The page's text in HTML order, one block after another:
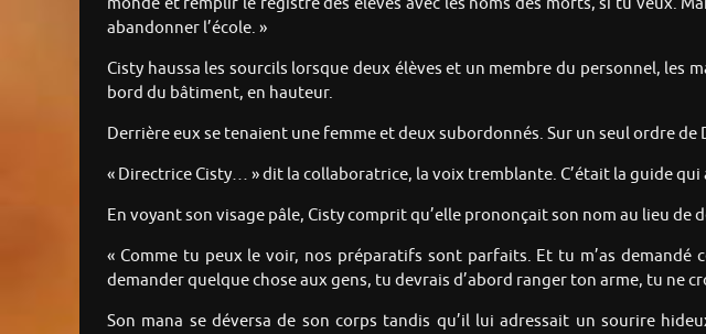
abandonner l’école. »
Cisty haussa les sourcils lorsque deux élèves et un membre du personnel,
bord du bâtiment, en hauteur.
Derrière eux se tenaient une femme et deux subordonnés. Sur un seul ordre
« Directrice Cisty… » dit la collaboratrice, la voix tremblante. C’était la guide
En voyant son visage pâle, Cisty comprit qu’elle prononçait son nom au lieu de
« Comme tu peux le voir, nos préparatifs sont parfaits. Et tu m’as
demander quelque chose aux gens, tu devrais d’abord ranger ton arme, tu ne
Son mana se déversa de son corps tandis qu’il lui adressait un sourire